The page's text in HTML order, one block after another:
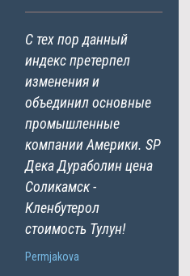
С тех пор данный
индекс претерпел
изменения и
объединил основные
промышленные
компании Америки. SP
Дека Дураболин цена
Соликамск -
Кленбутерол
стоимость Тулун!
Permjakova